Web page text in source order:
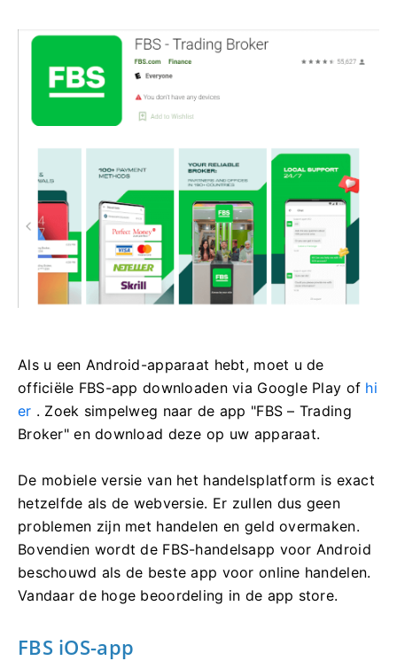
Als u een Android-apparaat hebt, moet u de
officiële FBS-app downloaden via Google Play of hi
er . Zoek simpelweg naar de app "FBS – Trading
Broker" en download deze op uw apparaat.
De mobiele versie van het handelsplatform is exact
hetzelfde als de webversie. Er zullen dus geen
problemen zijn met handelen en geld overmaken.
Bovendien wordt de FBS-handelsapp voor Android
beschouwd als de beste app voor online handelen.
Vandaar de hoge beoordeling in de app store.
FBS iOS-app